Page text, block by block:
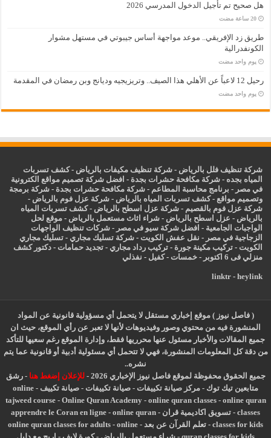
هل صحيح تم تأجيل الدخول المدرسي 2026
‏20 ساعة مضت
طريق زد الإفريقي.. موعد مواجهة أساس جيبوتي في مستهل مشوار
الكونفدرالية
‏يوم واحد مضت
رحيل 12 لاعباً عن الأهلي هذا الصيف.. وتريزيجيه وديانج وبن رمضان في المقدمة
‏يوم واحد مضت
شركة تنظيف فلل بالرياض -شركة تنظيف مكيفات بالرياض -كشف تسربات
المياه بجده -شركة مكافحة حشرات بجدة - افضل شركة تصميم مواقع الكترونية
في مصر - برنامج محاسبة المطاعم -شركة مكافحة حشرات بجدة -شركة برمجة
وتصميم مواقع -كشف تسربات المياه بالرياض -شركة عزل فوم بالرياض -
شركة عزل فوم بالقصيم -شركة عزل اسطح بالرياض -كشف تسربات المياه
بالرياض - عزل اسطح بالرياض -شراء اثاث مستعمل بالرياض - موقع لحل
الواجبات الجامعية - افضل شركة سيو في مصر -شركات تنظيف الواجهات
الزجاجية في مصر - نقل عفش الكويت -شركة تسليك مجاري -تسليك مجاري
الكويت -تركيب مكينة جورة -تركيب رداد مجاري -تجديد حمامات -دكتور كشف
منزلي فى 6 اكتوبر
-خمسات -كفيل - نفذلي
linktr- heylink
( فاصل نيوز ) موقع إخباري مستقل لا يتحمل أي مسؤولية قانونية عن المواد
المنشورة فيه من محتوي وصور وفيديوهات لأنها لا تعبر عن رأي الموقع، حيث ان
جميع المقالات والأخبار مسئول عنها محرريها فقط، وإدارة الموقع رغم سعيها للتأكد
من دقة كل المعلومات المنشورة، فهي لا تتحمل أي مسئولية أدبية أو قانونية عما يتم
نشره..
جميع الحقوق محفوظة لموقع فاصل نيوز الإخباري 2026 -
للإعلان إضغط هنا -رشق
متابعين تيك توك - مركز صيانة تكييفات - صيانة تكييفات - صيانة تكييف -
online
tajweed course- Online Quran Academy- online quran classes- online quran
classes
- تسويق اكاديمية قران -
apprendre le Coran en ligne - online quran
classes for kids
- تعلم القرآن عن بعد -
online quran classes for adults - online